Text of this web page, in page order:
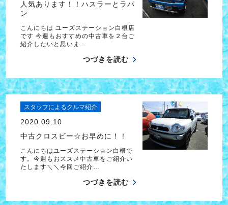
人気あります！！ハスラーとラパ
ン
こんにちは ユーズステーション白根店
です 今週もおすすめの中古車を２台ご
紹介したいと思いま…
つづきを読む
スタッフによるクルマ紹介
2020.09.10
中古クロスビー☆お早めに！！
こんにちはユーズステーション白根で
す。今週もおススメ中古車をご紹介い
たします＼＼今回ご紹介…
つづきを読む